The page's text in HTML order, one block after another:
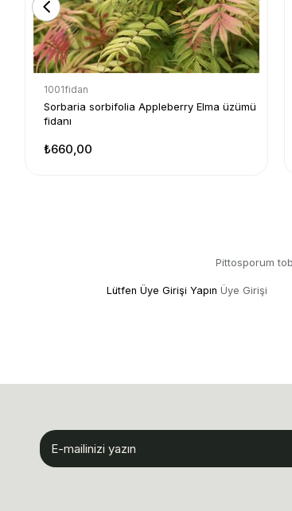
1001fidan
Sorbaria sorbifolia Appleberry Elma üzümü
fidanı
₺660,00
Pittosporum
Lütfen Üye Girişi Yapın Üye Girişi